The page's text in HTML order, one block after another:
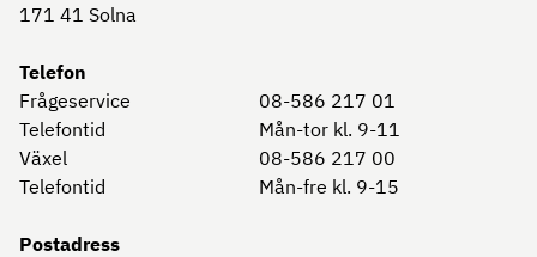
171 41 Solna
Telefon
Frågeservice
08-586 217 01
Telefontid
Mån-tor kl. 9-11
Växel
08-586 217 00
Telefontid
Mån-fre kl. 9-15
Postadress